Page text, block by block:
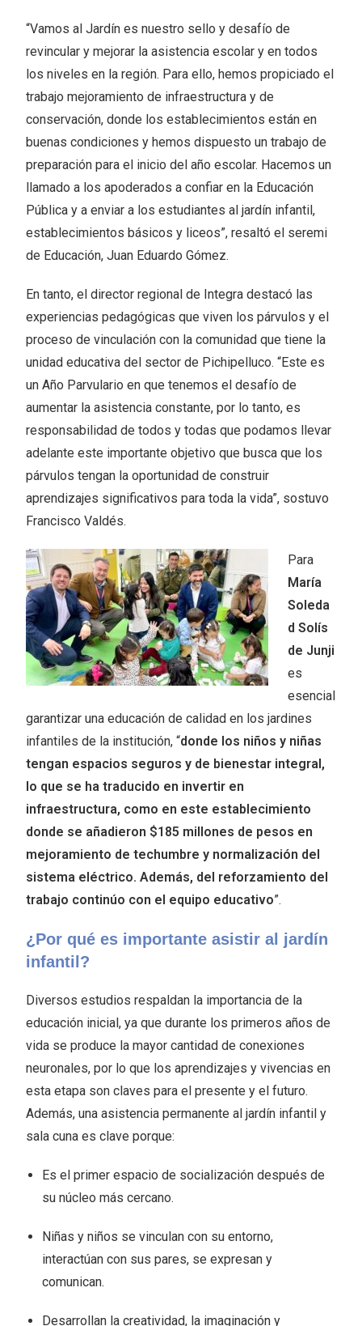
“Vamos al Jardín es nuestro sello y desafío de
revincular y mejorar la asistencia escolar y en todos
los niveles en la región. Para ello, hemos propiciado el
trabajo mejoramiento de infraestructura y de
conservación, donde los establecimientos están en
buenas condiciones y hemos dispuesto un trabajo de
preparación para el inicio del año escolar. Hacemos un
llamado a los apoderados a confiar en la Educación
Pública y a enviar a los estudiantes al jardín infantil,
establecimientos básicos y liceos”, resaltó el seremi
de Educación, Juan Eduardo Gómez.
En tanto, el director regional de Integra destacó las
experiencias pedagógicas que viven los párvulos y el
proceso de vinculación con la comunidad que tiene la
unidad educativa del sector de Pichipelluco. “Este es
un Año Parvulario en que tenemos el desafío de
aumentar la asistencia constante, por lo tanto, es
responsabilidad de todos y todas que podamos llevar
adelante este importante objetivo que busca que los
párvulos tengan la oportunidad de construir
aprendizajes significativos para toda la vida”, sostuvo
Francisco Valdés.
Para
María
Soleda
d Solís
de Junji
es
esencial
garantizar una educación de calidad en los jardines
infantiles de la institución, “donde los niños y niñas
tengan espacios seguros y de bienestar integral,
lo que se ha traducido en invertir en
infraestructura, como en este establecimiento
donde se añadieron $185 millones de pesos en
mejoramiento de techumbre y normalización del
sistema eléctrico. Además, del reforzamiento del
trabajo continúo con el equipo educativo”.
¿Por qué es importante asistir al jardín
infantil?
Diversos estudios respaldan la importancia de la
educación inicial, ya que durante los primeros años de
vida se produce la mayor cantidad de conexiones
neuronales, por lo que los aprendizajes y vivencias en
esta etapa son claves para el presente y el futuro.
Además, una asistencia permanente al jardín infantil y
sala cuna es clave porque:
Es el primer espacio de socialización después de
su núcleo más cercano.
Niñas y niños se vinculan con su entorno,
interactúan con sus pares, se expresan y
comunican.
Desarrollan la creatividad, la imaginación y